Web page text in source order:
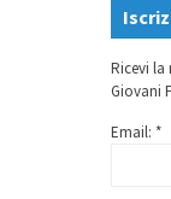
Ricevi la
Giovani
Email: *